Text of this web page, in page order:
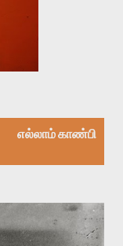
எல்லாம் காண்பி